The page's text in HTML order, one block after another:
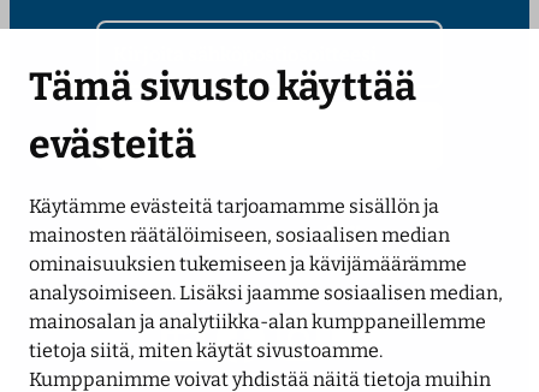
Tämä sivusto käyttää
evästeitä
Käytämme evästeitä tarjoamamme sisällön ja
mainosten räätälöimiseen, sosiaalisen median
ominaisuuksien tukemiseen ja kävijämäärämme
analysoimiseen. Lisäksi jaamme sosiaalisen median,
mainosalan ja analytiikka-alan kumppaneillemme
tietoja siitä, miten käytät sivustoamme.
Kumppanimme voivat yhdistää näitä tietoja muihin
Kirjoita sähköpostiosoitteesi
Seuraa meitä
LinkedIn Facebook InstagramYouTube